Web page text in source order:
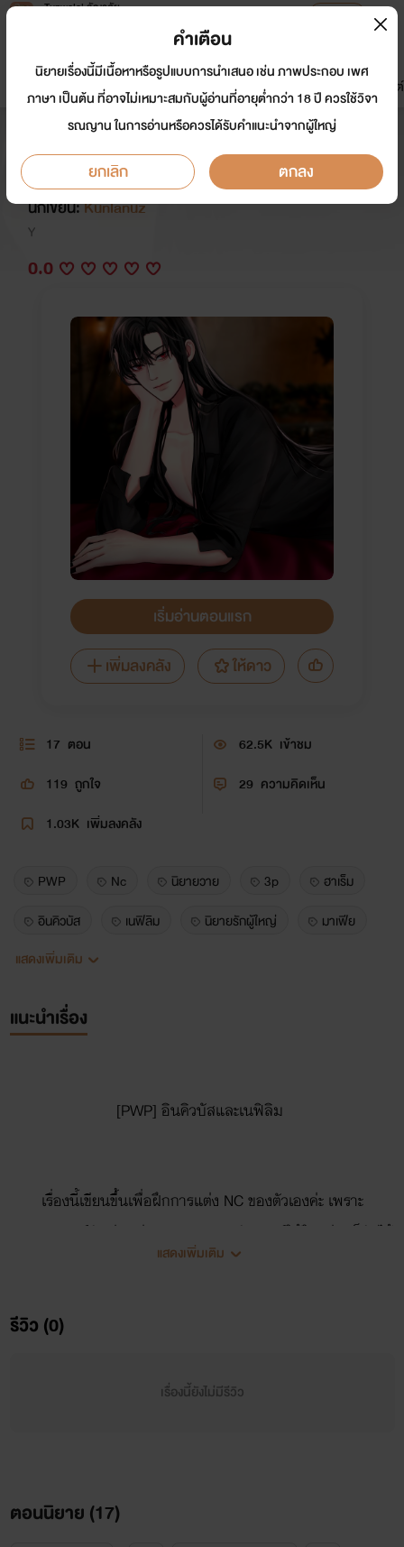
Tunwalai ธัญวลัย
หน้าแรก นิยาย อีบุ๊ก การ์ตูน
มาใหม่
ดรีมแชท ธัญลิสต์
รวมเรื่องสั้น [PWP] อินคิวบัสและเนฟิ
ลิม NC20+
นักเขียน:Kunlanuz
Y
0.0
เริ่มอ่านตอนแรก
เพิ่มลงคลัง
ให้ดาว
17 ตอน 62.5K เข้าชม
119 ถูกใจ 29 ความคิดเห็น
1.03K เพิ่มลงคลัง
PWP Nc นิยายวาย 3p
ฮาเร็ม
อินคิวบัส
เนฟิลิม นิยายรักผู้ใหญ่
มาเฟีย
นิยายแฟนตาซี
BDSM
แสดงเพิ่มเติม
แนะนำเรื่อง
[PWP] อินคิวบัสและเนฟิลิม
เรื่องนี้เขียนขึ้นเพื่อฝึกการแต่ง NC ของตัวเองค่ะ เพราะ
ประสบการณ์อันอ่อนด๋อยเวลาเอาฉากอัศจรรย์ให้ใครอ่านก็มักได้
คอมเมนต์ว่าเหมือนอ่านจดหมายราชการ ด้วยเหตุนั้นจึงตัดสินใจ
โปรดไม่โปรดรบกวนคนอ่านช่วยแจ้งด้วย ขอบพระคุณค่ะ
แสดงเพิ่มเติม
รีวิว (0)
เรื่องนี้ยังไม่มีรีวิว
ตอนนิยาย (17)
คำเตือน
นิยายเรื่องนี้มีเนื้อหาหรือรูปแบบการนำเสนอ เช่น ภาพประกอบ เพศ
ภาษา เป็นต้น ที่อาจไม่เหมาะสมกับผู้อ่านที่อายุต่ำกว่า 18 ปี ควรใช้วิจา
รณญาน ในการอ่านหรือควรได้รับคำแนะนำจากผู้ใหญ่
ยกเลิก ตกลง